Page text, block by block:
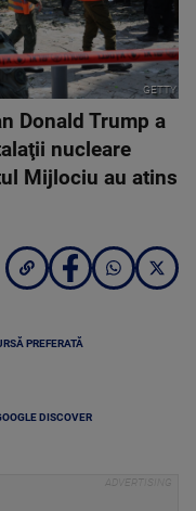
GETTY
Donald Trump a
nucleare
Mijlociu au atins
PREFERATĂ
DISCOVER